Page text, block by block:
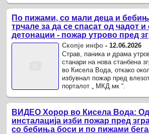
По пижами, со мали деца и
трчале за да се спасат од чадот
детонации - пожар утрово пред
Вода
Скопје инфо -12.06.2026
Страв, паника и драма
станари на нова станбена
во Кисела Вода, откако
избувнал пожар пред
порталот „ МКД.мк “.
ВИДЕО Хорор во Кисела Вода: Од
инсталација изби пожар пред
со бебиња боси и по пижами